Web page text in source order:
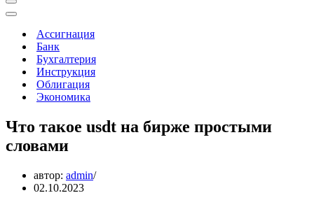
Меню
навигации
Меню
навигацииАссигнация
Банк
Бухгалтерия
Инструкция
Облигация
Экономика
Что такое usdt на бирже простыми
словами
автор: admin
02.10.2023